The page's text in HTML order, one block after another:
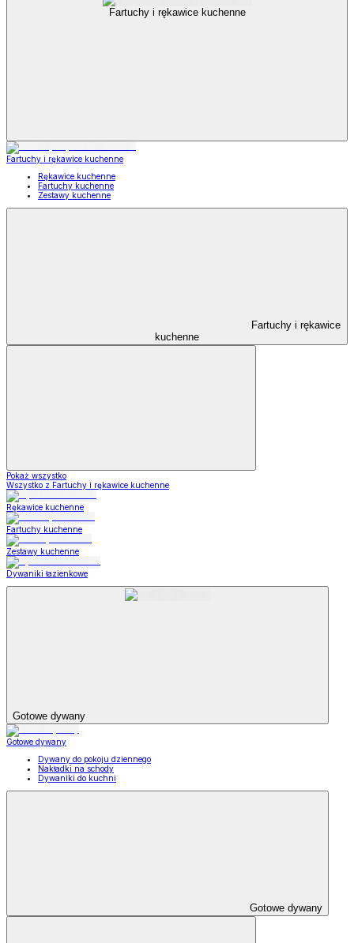
Fartuchy i rękawice kuchenne
Fartuchy i rękawice kuchenne
Rękawice kuchenne
Fartuchy kuchenne
Zestawy kuchenne
Fartuchy i rękawice
kuchenne
Pokaż wszystko
Wszystko z Fartuchy i rękawice kuchenne
Rękawice kuchenne
Fartuchy kuchenne
Zestawy kuchenne
Dywaniki łazienkowe
Gotowe dywany
Gotowe dywany
Dywany do pokoju dziennego
Nakładki na schody
Dywaniki do kuchni
Gotowe dywany